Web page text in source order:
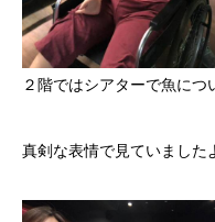
２階ではシアターで魚につ
真剣な表情で見ていました